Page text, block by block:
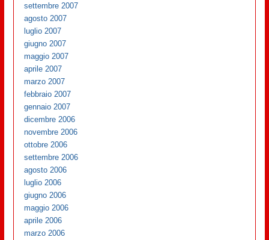
settembre 2007
agosto 2007
luglio 2007
giugno 2007
maggio 2007
aprile 2007
marzo 2007
febbraio 2007
gennaio 2007
dicembre 2006
novembre 2006
ottobre 2006
settembre 2006
agosto 2006
luglio 2006
giugno 2006
maggio 2006
aprile 2006
marzo 2006